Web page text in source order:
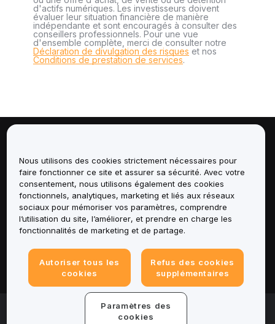
d'actifs numériques. Les investisseurs doivent
évaluer leur situation financière de manière
indépendante et sont encouragés à consulter des
conseillers professionnels. Pour une vue
d'ensemble complète, merci de consulter notre
Déclaration de divulgation des risques et nos
Conditions de prestation de services.
Services
Assistance
Produits
Mentions légales
© 2025-2026 Bybit.eu. Tous droits réservés.
Nous utilisons des cookies strictement nécessaires pour
faire fonctionner ce site et assurer sa sécurité. Avec votre
consentement, nous utilisons également des cookies
fonctionnels, analytiques, marketing et liés aux réseaux
sociaux pour mémoriser vos paramètres, comprendre
l’utilisation du site, l’améliorer, et prendre en charge les
fonctionnalités de marketing et de partage.
Autoriser tous les
cookies
Refus des cookies
supplémentaires
Paramètres des
cookies